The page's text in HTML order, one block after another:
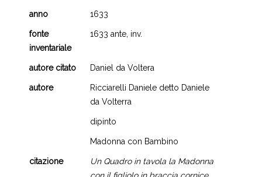
anno 1633
fonte
inventariale
1633 ante, inv.
autore citato Daniel da Voltera
autore
Ricciarelli Daniele detto Daniele
da Volterra
dipinto
Madonna con Bambino
citazione
Un Quadro in tavola la Madonna